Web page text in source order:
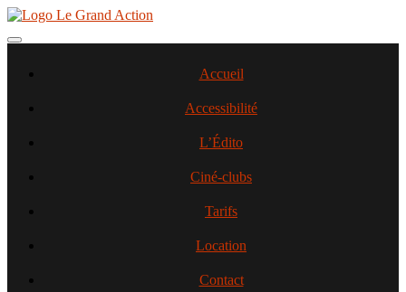
Aller
contenu
Toggle navigation
Accueil
Accessibilité
L’Édito
Ciné-clubs
Tarifs
Location
Contact